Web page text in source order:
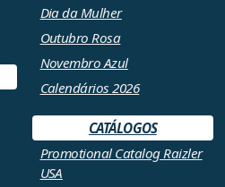
Dia da Mulher
Outubro Rosa
Novembro Azul
Calendários 2026
CATÁLOGOS
Promotional Catalog Raizler
USA